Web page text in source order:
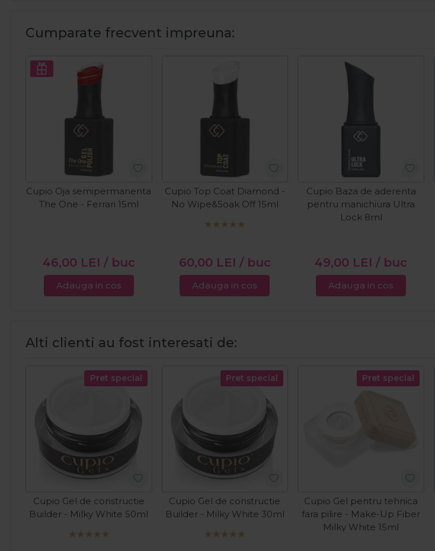
Cumparate frecvent impreuna:
Cupio Oja semipermanenta
The One - Ferrari 15ml
46,00 LEI / buc
Adauga in cos
Cupio Top Coat Diamond -
No Wipe&Soak Off 15ml
60,00 LEI / buc
Adauga in cos
Cupio Baza de aderenta
pentru manichiura Ultra
Lock 8ml
49,00 LEI / buc
Adauga in cos
Alti clienti au fost interesati de:
Pret special
Cupio Gel de constructie
Builder - Milky White 50ml
Pret special
Cupio Gel de constructie
Builder - Milky White 30ml
Pret special
Cupio Gel pentru tehnica
fara pilire - Make-Up Fiber
Milky White 15ml